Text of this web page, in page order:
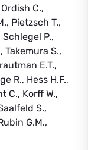
C.,
Pietzsch T.,
Schlegel P.,
Takemura S.,
E.T.,
R., Hess H.F.,
C., Korff W.,
S.,
G.M.,